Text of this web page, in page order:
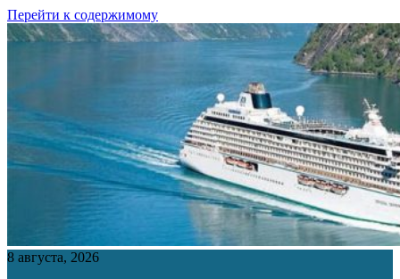
Перейти к содержимому
8 августа, 2026